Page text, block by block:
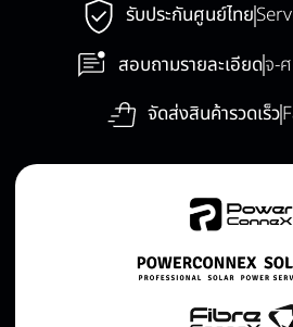
รับประกันศูนย์ไทย
สอบถามรายละเอียดจ-
จัดส่งสินค้ารวดเร็ว